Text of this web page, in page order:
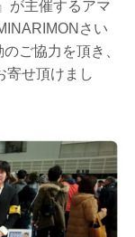
が主催するアマ
さい
ご協力を頂き、
寄せ頂けまし